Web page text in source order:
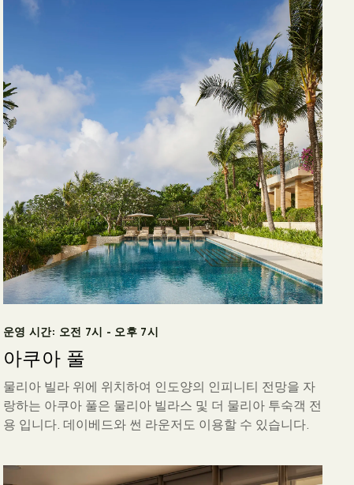
운영 시간: 오전 7시 - 오후 7시
아쿠아 풀
물리아 빌라 위에 위치하여 인도양의 인피니티 전망을 자
랑하는 아쿠아 풀은 물리아 빌라스 및 더 물리아 투숙객 전
용 입니다. 데이베드와 썬 라운저도 이용할 수 있습니다.